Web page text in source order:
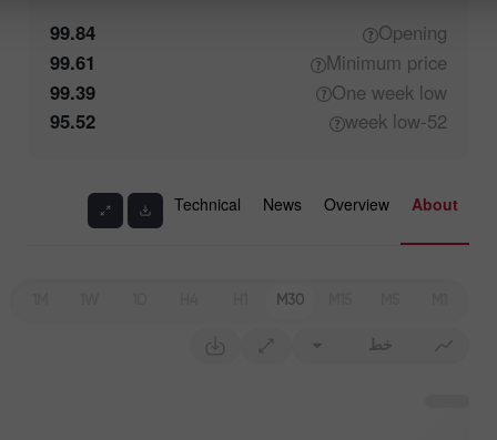
Opening
99.84
Minimum price
99.61
One week low
99.39
52-week
low
95.52
About
Overview
News
Technical
M30
خط